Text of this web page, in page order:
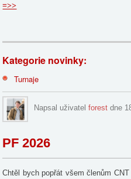
=>>
Kategorie novinky:
Turnaje
Napsal uživatelforest dne
PF 2026
Chtěl bych popřát všem členům